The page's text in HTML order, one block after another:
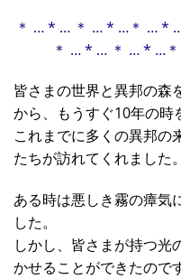
＊ … * … ＊ … * …＊ … *
＊ … * … ＊ … * …
皆さまの世界と異邦の森
から、もうすぐ10年の時
これまでに多くの異邦の
たちが訪れてくれました。
ある時は悪しき霧の瘴気
した。
しかし、皆さまが持つ光
かせることができたのです